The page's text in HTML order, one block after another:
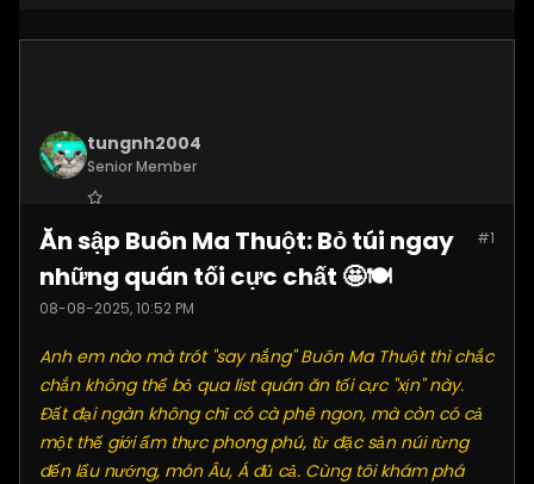
tungnh2004
Senior Member
Posts:4099 #1
Ăn sập Buôn Ma Thuột: Bỏ túi ngay
những quán tối cực chất 🤩🍽️
08-08-2025, 10:52 PM
Anh em nào mà trót "say nắng" Buôn Ma Thuột thì chắc
chắn không thể bỏ qua list quán ăn tối cực "xịn" này.
Đất đại ngàn không chỉ có cà phê ngon, mà còn có cả
một thế giới ẩm thực phong phú, từ đặc sản núi rừng
đến lẩu nướng, món Âu, Á đủ cả. Cùng tôi khám phá